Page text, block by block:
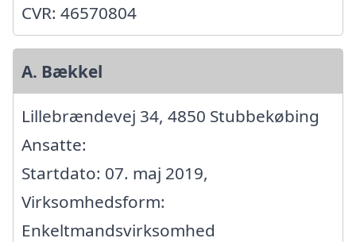
CVR: 46570804
A. Bækkel
Lillebrændevej 34, 4850 Stubbekøbing
Ansatte:
Startdato: 07. maj 2019,
Virksomhedsform:
Enkeltmandsvirksomhed